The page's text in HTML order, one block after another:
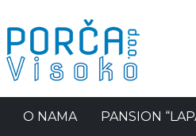
O NAMA PANSION